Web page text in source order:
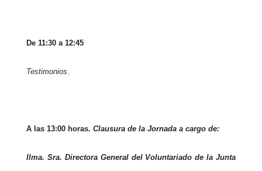
De 11:30 a 12:45
Testimonios
A las 13:00 horas. Clausura de la Jornada a cargo de:
Ilma. Sra. Directora General del Voluntariado de la Junta